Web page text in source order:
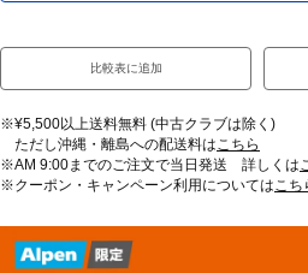
比較表に追加
※¥5,500以上送料無料 (中古クラブは除く)
ただし沖縄・離島への配送料はこちら
※AM 9:00までのご注文で当日発送 詳しくは
※クーポン・キャンペーン利用についてはこち